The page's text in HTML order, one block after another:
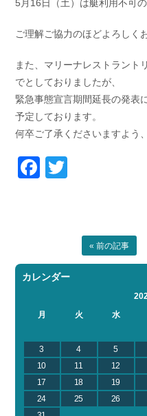
Contact us
採用情報
5月16日（土）は艇利用不可
ご理解ご協力のほどよろしく
また、マリーナレストラント
でとしておりましたが、
緊急事態宣言期間延長の発表
予定しております。
何卒ご了承くださいますよう
Facebook
« 前の記事
カレンダー
月
火 水
3
4 5
10
11 12
17
18 19
24
25 26